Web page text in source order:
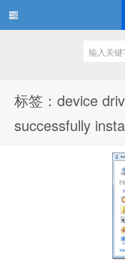
标签：device
successfully